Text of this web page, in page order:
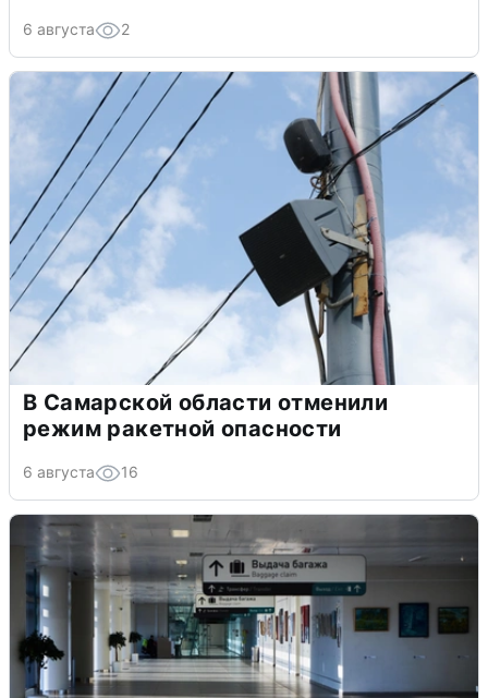
6 августа 2
В Самарской области отменили
режим ракетной опасности
6 августа 16